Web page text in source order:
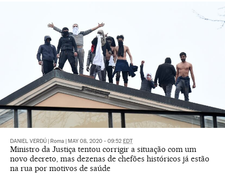
DANIEL VERDÚ Roma MAY 08, 2020 - 09:52 EDT
Ministro da Justiça tentou corrigir a situação com um
novo decreto, mas dezenas de chefões históricos já estão
na rua por motivos de saúde